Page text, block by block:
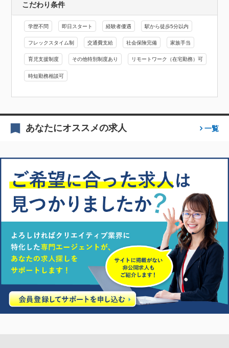
こだわり条件
学歴不問 即日スタート 経験者優遇 駅から徒歩5分以内
フレックスタイム制 交通費支給 社会保険完備 家族手当
育児支援制度 その他特別制度あり リモートワーク（在宅勤務）可
時短勤務相談可
あなたにオススメの求人 一覧